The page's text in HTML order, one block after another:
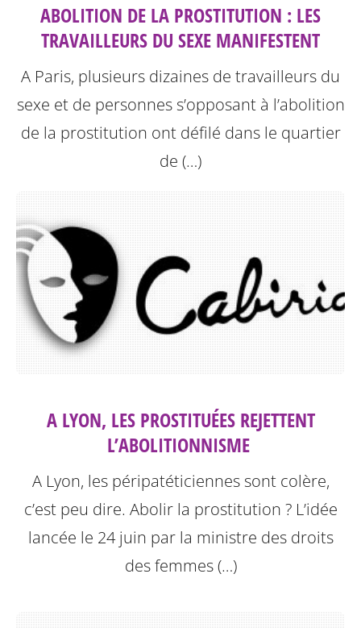
ABOLITION DE LA PROSTITUTION : LES
TRAVAILLEURS DU SEXE MANIFESTENT
A Paris, plusieurs dizaines de travailleurs du
sexe et de personnes s’opposant à l’abolition
de la prostitution ont défilé dans le quartier
de (…)
A LYON, LES PROSTITUÉES REJETTENT
L’ABOLITIONNISME ‎
A Lyon, les péripatéticiennes sont colère,
c’est peu dire. Abolir la prostitution ? L’idée
lancée le 24 juin par la ministre des droits
des femmes (…)